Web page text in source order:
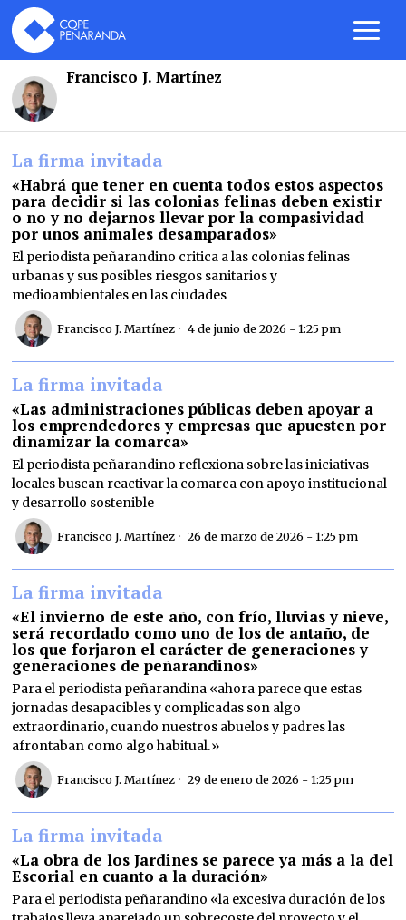
Francisco J. Martínez
La firma invitada
«Habrá que tener en cuenta todos estos aspectos
para decidir si las colonias felinas deben existir
o no y no dejarnos llevar por la compasividad
por unos animales desamparados»
El periodista peñarandino critica a las colonias felinas
urbanas y sus posibles riesgos sanitarios y
medioambientales en las ciudades
Francisco J. Martínez 4 de junio de 2026 - 1:25 pm
La firma invitada
«Las administraciones públicas deben apoyar a
los emprendedores y empresas que apuesten por
dinamizar la comarca»
El periodista peñarandino reflexiona sobre las iniciativas
locales buscan reactivar la comarca con apoyo institucional
y desarrollo sostenible
Francisco J. Martínez 26 de marzo de 2026 - 1:25 pm
La firma invitada
«El invierno de este año, con frío, lluvias y nieve,
será recordado como uno de los de antaño, de
los que forjaron el carácter de generaciones y
generaciones de peñarandinos»
Para el periodista peñarandina «ahora parece que estas
jornadas desapacibles y complicadas son algo
extraordinario, cuando nuestros abuelos y padres las
afrontaban como algo habitual.»
Francisco J. Martínez 29 de enero de 2026 - 1:25 pm
La firma invitada
«La obra de los Jardines se parece ya más a la del
Escorial en cuanto a la duración»
Para el periodista peñarandino «la excesiva duración de los